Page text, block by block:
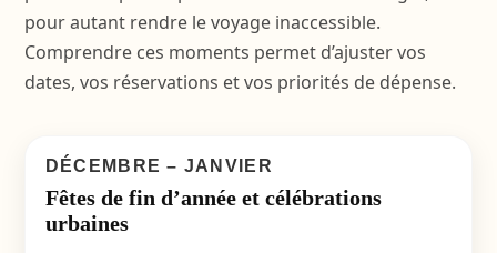
pour autant rendre le voyage inaccessible.
Comprendre ces moments permet d’ajuster vos
dates, vos réservations et vos priorités de dépense.
DÉCEMBRE – JANVIER
Fêtes de fin d’année et célébrations
urbaines